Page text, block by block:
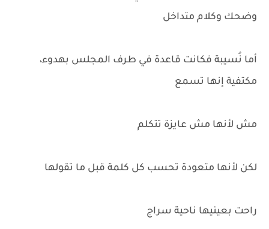
وضحك وكلام متداخل
أما نُسيبة فكانت قاعدة في طرف المجلس بهدوء،
مكتفية إنها تسمع
مش لأنها مش عايزة تتكلم
لكن لأنها متعودة تحسب كل كلمة قبل ما تقولها
راحت بعينيها ناحية سراج